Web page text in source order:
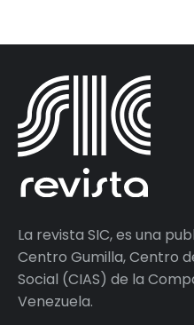
La revista SIC, es una
Centro Gumilla, Centro
Social (CIAS) de la
Venezuela.